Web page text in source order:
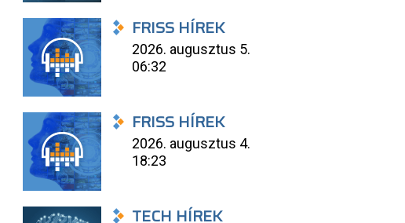
FRISS HÍREK
2026. augusztus 5.
06:32
FRISS HÍREK
2026. augusztus 4.
18:23
TECH HÍREK